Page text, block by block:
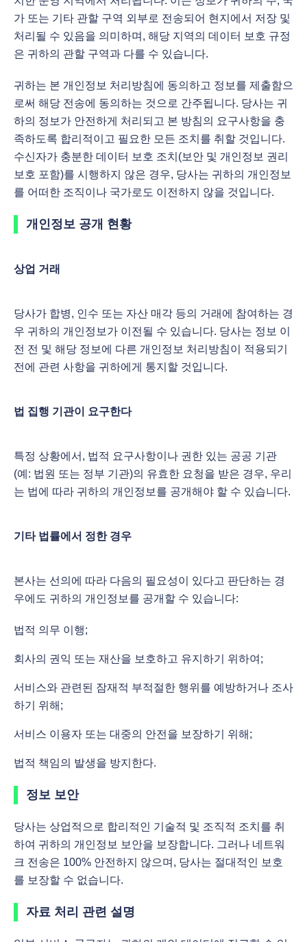
가 또는 기타 관할 구역 외부로 전송되어 현지에서 저장 및
처리될 수 있음을 의미하며, 해당 지역의 데이터 보호 규정
은 귀하의 관할 구역과 다를 수 있습니다.
귀하는 본 개인정보 처리방침에 동의하고 정보를 제출함으
로써 해당 전송에 동의하는 것으로 간주됩니다. 당사는 귀
하의 정보가 안전하게 처리되고 본 방침의 요구사항을 충
족하도록 합리적이고 필요한 모든 조치를 취할 것입니다.
수신자가 충분한 데이터 보호 조치(보안 및 개인정보 권리
보호 포함)를 시행하지 않은 경우, 당사는 귀하의 개인정보
를 어떠한 조직이나 국가로도 이전하지 않을 것입니다.
개인정보 공개 현황
상업 거래
당사가 합병, 인수 또는 자산 매각 등의 거래에 참여하는 경
우 귀하의 개인정보가 이전될 수 있습니다. 당사는 정보 이
전 전 및 해당 정보에 다른 개인정보 처리방침이 적용되기
전에 관련 사항을 귀하에게 통지할 것입니다.
법 집행 기관이 요구한다
특정 상황에서, 법적 요구사항이나 권한 있는 공공 기관
(예: 법원 또는 정부 기관)의 유효한 요청을 받은 경우, 우리
는 법에 따라 귀하의 개인정보를 공개해야 할 수 있습니다.
기타 법률에서 정한 경우
본사는 선의에 따라 다음의 필요성이 있다고 판단하는 경
우에도 귀하의 개인정보를 공개할 수 있습니다:
법적 의무 이행;
회사의 권익 또는 재산을 보호하고 유지하기 위하여;
서비스와 관련된 잠재적 부적절한 행위를 예방하거나 조사
하기 위해;
서비스 이용자 또는 대중의 안전을 보장하기 위해;
법적 책임의 발생을 방지한다.
정보 보안
당사는 상업적으로 합리적인 기술적 및 조직적 조치를 취
하여 귀하의 개인정보 보안을 보장합니다. 그러나 네트워
크 전송은 100% 안전하지 않으며, 당사는 절대적인 보호
를 보장할 수 없습니다.
자료 처리 관련 설명